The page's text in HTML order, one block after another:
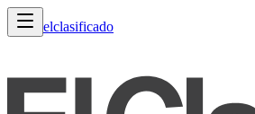
elclasificado